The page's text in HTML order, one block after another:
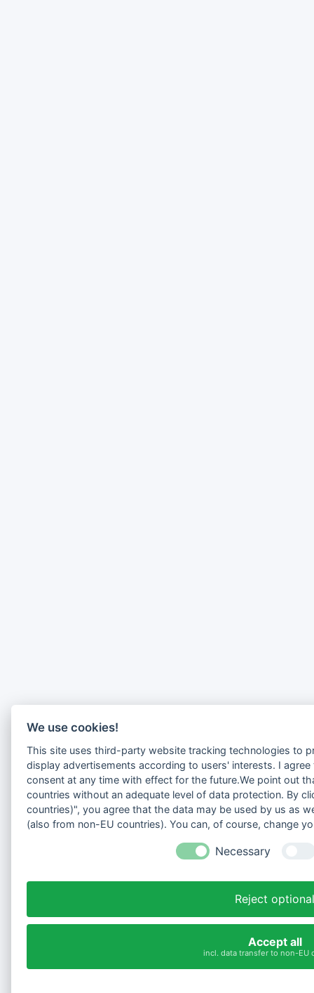
We use cookies!
This site uses third-party website tracking technologies to
display advertisements according to users' interests. I
consent at any time with effect for the future.We point out
countries without an adequate level of data protection. By
countries)", you agree that the data may be used by us as
(also from non-EU countries). You can, of course, change
Necessary
Reject optional
Accept all
incl. data transfer to non-EU